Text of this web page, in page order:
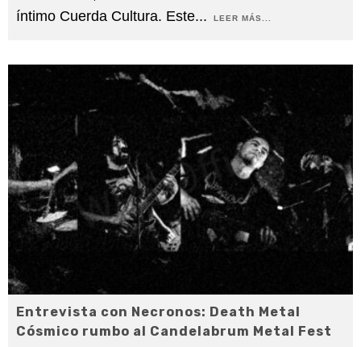
íntimo Cuerda Cultura. Este... LEER MÁS...
Entrevista con Necronos: Death Metal
Cósmico rumbo al Candelabrum Metal Fest